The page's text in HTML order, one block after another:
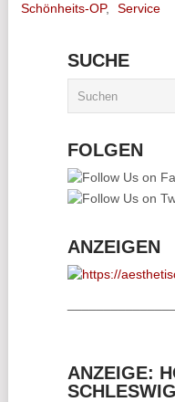
Schönheits-OP, Service
SUCHE
FOLGEN
ANZEIGEN
ANZEIGE:
SCHLESWIG